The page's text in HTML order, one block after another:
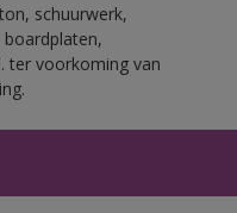
schuurwerk,
ter voorkoming van